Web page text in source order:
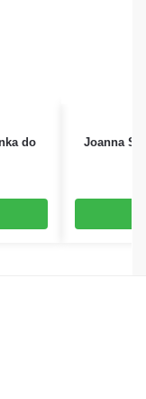
do
Joanna